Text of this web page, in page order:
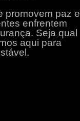
promovem paz e
enfrentem
Seja qual
aqui para